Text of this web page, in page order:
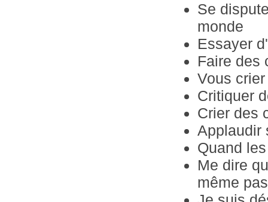
Se
monde
Essayer
Faire des
Vous
Critiquer
Crier des
Applaudir
Quand
Me dire
même